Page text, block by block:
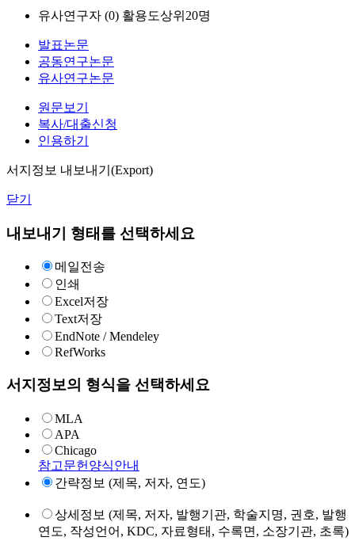
유사연구자 (0) 활용도상위20명
발표논문
공동연구논문
유사연구논문
원문보기
복사/대출신청
인용하기
서지정보 내보내기(Export)
닫기
내보내기 형태를 선택하세요
메일전송
인쇄
Excel저장
Text저장
EndNote / Mendeley
RefWorks
서지정보의 형식을 선택하세요
MLA
APA
Chicago
참고문헌양식안내
간략정보 (제목, 저자, 연도)
상세정보 (제목, 저자, 발행기관, 학술지명, 권호, 발행
연도, 작성언어, KDC, 자료형태, 수록면, 소장기관, 초록)